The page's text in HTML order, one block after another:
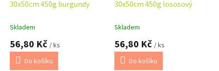
30x50cm 450g burgundy
Skladem
56,80 Kč / ks
Do košíku
30x50cm 450g lososový
Skladem
56,80 Kč / ks
Do košíku